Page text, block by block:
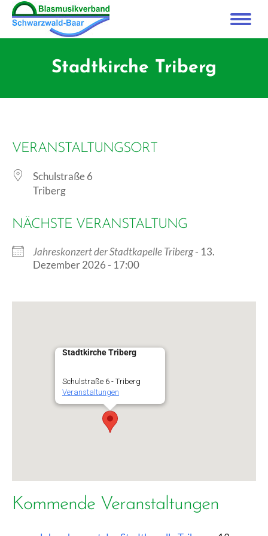
Stadtkirche Triberg
VERANSTALTUNGSORT
Schulstraße 6
Triberg
NÄCHSTE VERANSTALTUNG
Jahreskonzert der Stadtkapelle Triberg- 13.
Dezember 2026 - 17:00
Stadtkirche Triberg
Schulstraße 6 - Triberg
Veranstaltungen
Kommende Veranstaltungen